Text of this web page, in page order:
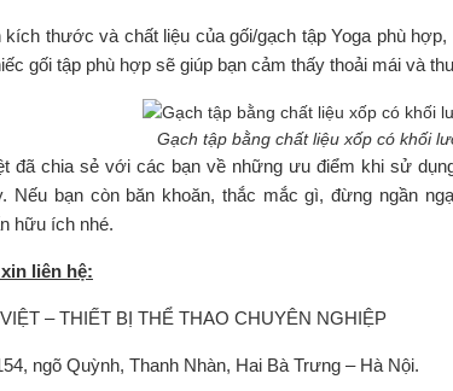
thước và chất liệu của gối/gạch tập Yoga phù
gối tập phù hợp sẽ giúp bạn cảm thấy thoải mái và
Gạch tập bằng chất liệu xốp có khối
đã chia sẻ với các bạn về những ưu điểm khi sử
Nếu bạn còn băn khoăn, thắc mắc gì, đừng ngần
hữu ích nhé.
liên hệ:
– THIẾT BỊ THỂ THAO CHUYÊN NGHIỆP
ngõ Quỳnh, Thanh Nhàn, Hai Bà Trưng – Hà Nội.